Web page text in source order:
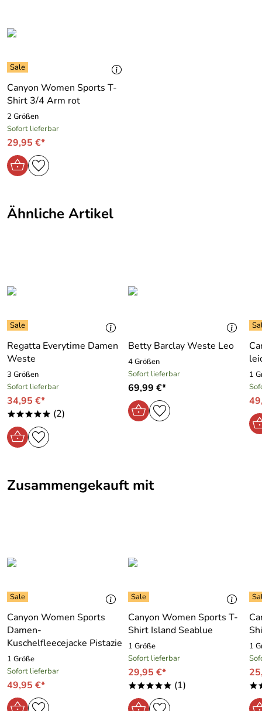
Ottensoos, sales@scoretex.com
Canyon Women Sports T-
Shirt 3/4 Arm rot
2 Größen
Sofort lieferbar
29,95 €*
Ähnliche Artikel
Regatta Everytime Damen
Weste
3 Größen
Sofort lieferbar
34,95 €*
***** (2)
Betty Barclay Weste Leo
4 Größen
Sofort lieferbar
69,99 €*
1
Zusammengekauft mit
Canyon Women Sports
Damen-
Kuschelfleecejacke Pistazie
1 Größe
Sofort lieferbar
49,95 €*
Canyon Women Sports T-
Shirt Island Seablue
1 Größe
Sofort lieferbar
29,95 €*
***** (1)
1